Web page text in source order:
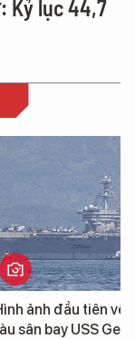
Kỷ lục 44,7
Cận cảnh chiến
tống tàu sân bay